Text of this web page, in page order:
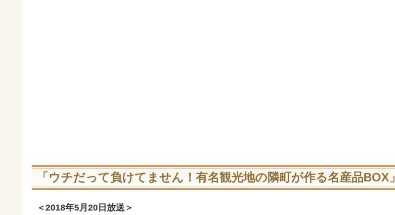
「ウチだって負けてません！有名観光地の隣町が作る名産品BOX」
＜2018年5月20日放送＞